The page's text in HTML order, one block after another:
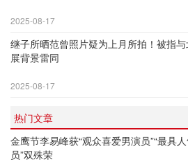
2025-08-17
继子所晒范曾照片疑为上月所拍！被指
展背景雷同
2025-08-17
热门文章
金鹰节李易峰获“观众喜爱男演员”“最具
员”双殊荣